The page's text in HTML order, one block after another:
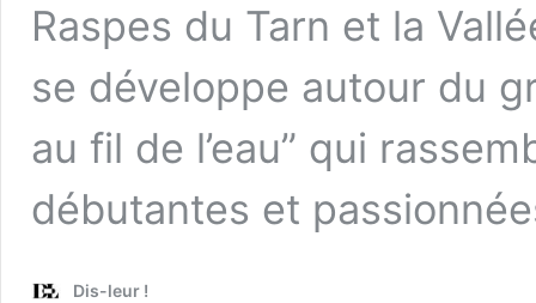
Raspes du Tarn et la
se développe autour du
au fil de l’eau” qui
débutantes et
Dis-leur !